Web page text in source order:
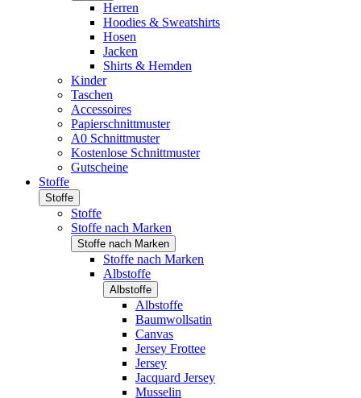
Herren
Hoodies & Sweatshirts
Hosen
Jacken
Shirts & Hemden
Kinder
Taschen
Accessoires
Papierschnittmuster
A0 Schnittmuster
Kostenlose Schnittmuster
Gutscheine
Stoffe
Stoffe
Stoffe
Stoffe nach Marken
Stoffe nach Marken
Stoffe nach Marken
Albstoffe
Albstoffe
Albstoffe
Baumwollsatin
Canvas
Jersey Frottee
Jersey
Jacquard Jersey
Musselin